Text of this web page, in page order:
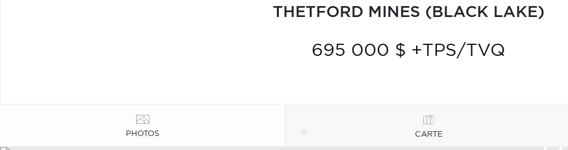
THETFORD MINES (BLACK LAKE)
695 000 $ +TPS/TVQ
PHOTOS CARTE